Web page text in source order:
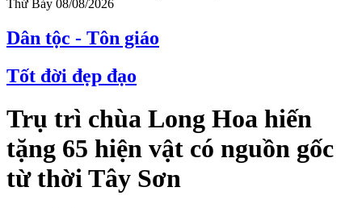
Thứ Bảy 08/08/2026
Dân tộc - Tôn giáo
Tốt đời đẹp đạo
Trụ trì chùa Long Hoa hiến
tặng 65 hiện vật có nguồn gốc
từ thời Tây Sơn